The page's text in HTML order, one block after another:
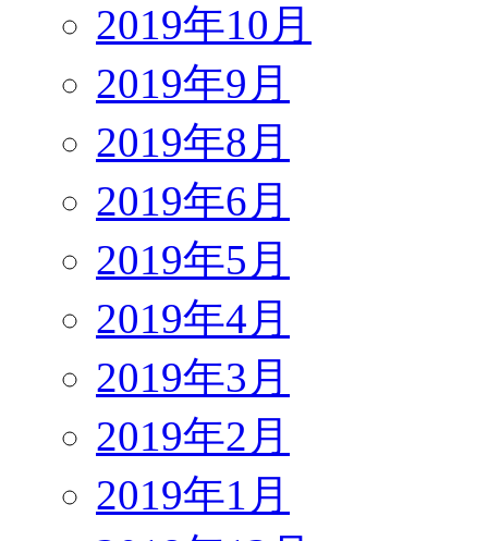
2019年10月
2019年9月
2019年8月
2019年6月
2019年5月
2019年4月
2019年3月
2019年2月
2019年1月